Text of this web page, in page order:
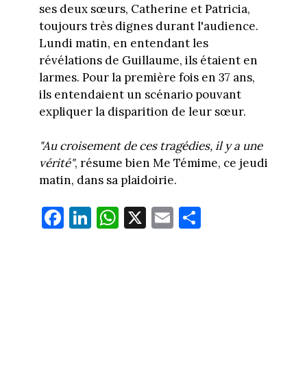
ses deux sœurs, Catherine et Patricia,
toujours très dignes durant l'audience.
Lundi matin, en entendant les
révélations de Guillaume, ils étaient en
larmes. Pour la première fois en 37 ans,
ils entendaient un scénario pouvant
expliquer la disparition de leur sœur.
"Au croisement de ces tragédies, il y a une
vérité", résume bien Me Témime, ce jeudi
matin, dans sa plaidoirie.
Fa
ce
Li
nk
W
ha
X E
m
Pa